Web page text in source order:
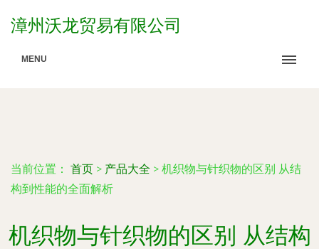
漳州沃龙贸易有限公司
MENU
当前位置： 首页 > 产品大全 > 机织物与针织物的区别 从结
构到性能的全面解析
机织物与针织物的区别 从结构